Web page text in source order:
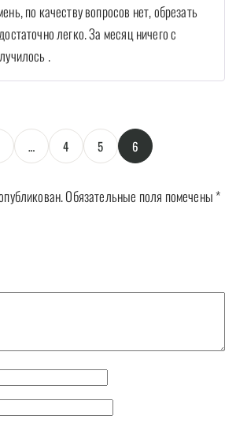
по качеству вопросов нет, обрезать
легко. За месяц ничего с
.
… 4 5 6
Обязательные поля помечены*